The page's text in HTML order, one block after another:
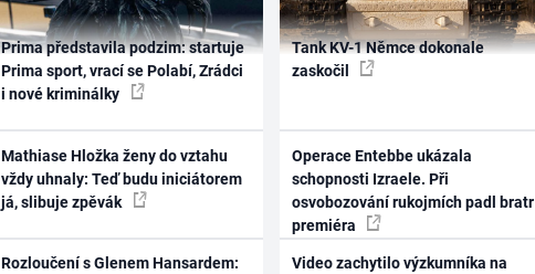
Prima představila podzim: startuje
Prima sport, vrací se Polabí, Zrádci
i nové kriminálky
Mathiase Hložka ženy do vztahu
vždy uhnaly: Teď budu iniciátorem
já, slibuje zpěvák
Rozloučení s Glenem Hansardem:
Tank KV-1 Němce dokonale
zaskočil
Operace Entebbe ukázala
schopnosti Izraele. Při
osvobozování rukojmích padl bratr
premiéra
Video zachytilo výzkumníka na